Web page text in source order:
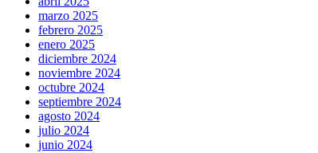
marzo 2025
febrero 2025
enero 2025
diciembre 2024
noviembre 2024
octubre 2024
septiembre 2024
agosto 2024
julio 2024
junio 2024